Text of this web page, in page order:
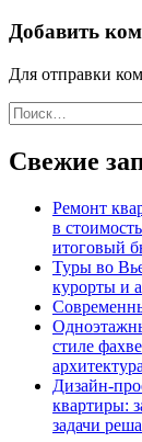
Добавить
Для отправки
Найти:
Свежие
Ремонт
в
итоговый
Туры во
курорты и
стиле
Дизайн-
квартиры:
задачи